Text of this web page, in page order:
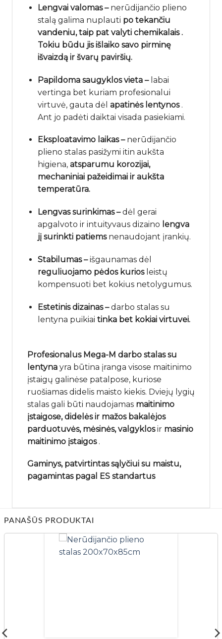
Lengvai valomas –nerūdijančio plieno
stalą galima nuplauti po tekančiu
vandeniu, taip pat valyti chemikalais .
Tokiu būdu jis išlaiko savo pirminę
išvaizdą ir švarų paviršių.
Papildoma saugyklos vieta –labai
vertinga bet kuriam profesionalui
virtuvė, gauta dėl apatinės lentynos.
Ant jo padėti daiktai visada pasiekiami.
Eksploatavimo laikas –nerūdijančio
plieno stalas pasižymi itin aukšta
higiena, atsparumu korozijai,
mechaniniai pažeidimai ir aukšta
temperatūra.
Lengvas surinkimas –dėl gerai
apgalvoto ir intuityvaus dizaino lengva
jį surinkti patiems nenaudojant įrankių.
Stabilumas –išgaunamas dėl
reguliuojamo pėdos kuriosleistų
kompensuoti bet kokius netolygumus.
Estetinis dizainas –darbo stalas su
lentyna puikiai tinka bet kokiai virtuvei.
Profesionalus Mega-M darbo stalas su
lentyna yra būtina įranga visose maitinimo
įstaigų galinėse patalpose, kuriose
ruošiamas didelis maisto kiekis. Dviejų lygių
stalas gali būti naudojamas maitinimo
įstaigose,didelėsir mažos bakalėjos
parduotuvės, mėsinės, valgyklosir masinio
maitinimo įstaigos.
Gaminys, patvirtintas sąlyčiui su maistu,
pagamintas pagal ES standartus
PANAŠŪS PRODUKTAI